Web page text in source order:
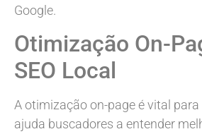
Google.
Otimização On-
SEO Local
A otimização on-page é vital para
ajuda buscadores a entender